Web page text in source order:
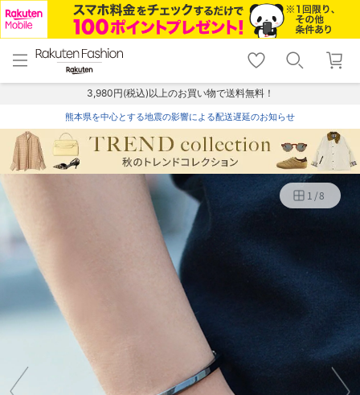
menu home
トップ
shopping_cart lock_outline
ログイン
3,980円(税込)以上のお買い物で送料無料！
熊本県を中心とする地震の影響による配送遅延のお知らせ
1 /8